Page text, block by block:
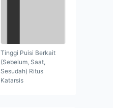
Tinggi Puisi Berkait
(Sebelum, Saat,
Sesudah) Ritus
Katarsis